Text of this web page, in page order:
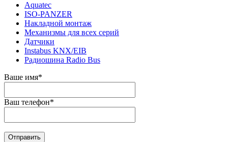
Aquatec
ISO-PANZER
Накладной монтаж
Механизмы для всех серий
Датчики
Instabus KNX/EIB
Радиошина Radio Bus
Ваше имя*
Ваш телефон*